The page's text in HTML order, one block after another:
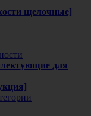
щелочные]
для